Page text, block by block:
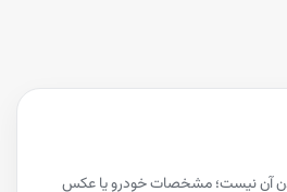
آن نیست؛ مشخصات خودرو یا عکس